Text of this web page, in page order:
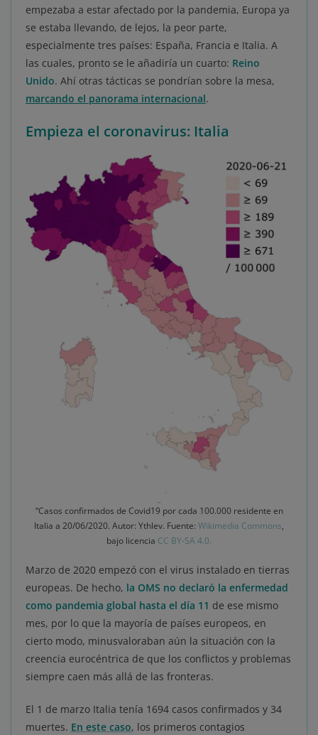
empezaba a estar afectado por la pandemia, Europa ya
se estaba llevando, de lejos, la peor parte,
especialmente tres países: España, Francia e Italia. A
las cuales, pronto se le añadiría un cuarto: Reino
Unido. Ahí otras tácticas se pondrían sobre la mesa,
marcando el panorama internacional.
Empieza el coronavirus: Italia
“Casos confirmados de Covid19 por cada 100.000 residente en
Italia a 20/06/2020. Autor: Ythlev. Fuente: Wikimedia Commons,
bajo licencia CC BY-SA 4.0.
Marzo de 2020 empezó con el virus instalado en tierras
europeas. De hecho, la OMS no declaró la enfermedad
como pandemia global hasta el día 11 de ese mismo
mes, por lo que la mayoría de países europeos, en
cierto modo, minusvaloraban aún la situación con la
creencia eurocéntrica de que los conflictos y problemas
siempre caen más allá de las fronteras.
El 1 de marzo Italia tenía 1694 casos confirmados y 34
muertes. En este caso, los primeros contagios